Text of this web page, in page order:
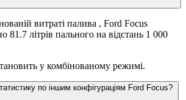
витраті палива , Ford Focus
81.7 літрів пального на відстань 1 000
у комбінованому режимі.
по іншим конфігураціям Ford Focus?